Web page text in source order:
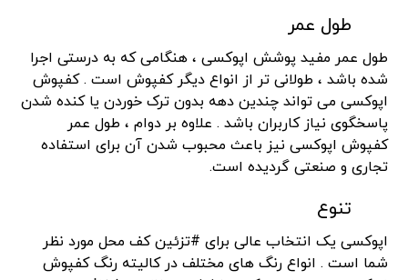
طول عمر
طول عمر مفید پوشش اپوکسی ، هنگامی که به درستی اجرا
شده باشد ، طولانی تر از انواع دیگر کفپوش است . کفپوش
اپوکسی می تواند چندین دهه بدون ترک خوردن یا کنده شدن
پاسخگوی نیاز کاربران باشد . علاوه بر دوام ، طول عمر
کفپوش اپوکسی نیز باعث محبوب شدن آن برای استفاده
تجاری و صنعتی گردیده است.
تنوع
اپوکسی یک انتخاب عالی برای #تزئین کف محل مورد نظر
شما است . انواع رنگ های مختلف در کالیته رنگ کفپوش